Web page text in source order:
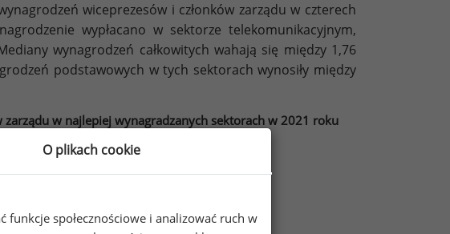
wiceprezesów i członków zarządu w czterech
wypłacano w sektorze telekomunikacyjnym,
wynagrodzeń całkowitych wahają się między 1,76
podstawowych w tych sektorach wynosiły między
zarządu w najlepiej wynagradzanych sektorach w 2021 roku
O plikach cookie
społecznościowe i analizować ruch w